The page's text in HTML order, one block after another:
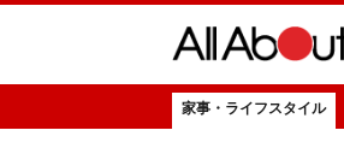
家事・ライフスタイル